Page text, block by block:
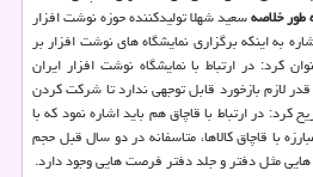
طور خلاصهسعید شهلا تولیدکننده حوزه نوشت افزار
به اینکه برگزاری نمایشگاه های نوشت افزار بر
کرد: در ارتباط با نمایشگاه نوشت افزار ایران
لازم بازخورد قابل توجهی ندارد تا شرکت کردن
در ارتباط با قاچاق هم باید اشاره نمود که با
با قاچاق کالاها، متاسفانه در دو سال قبل حجم
هایی مثل دفتر و جلد دفتر فرصت هایی وجود دارد.